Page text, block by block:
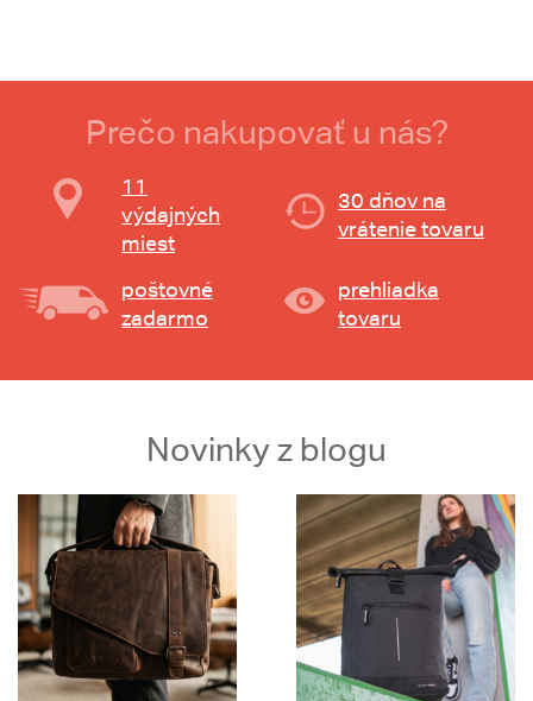
Prečo nakupovať u nás?
11
výdajných
miest
30 dňov na
vrátenie tovaru
poštovné
zadarmo
prehliadka
tovaru
Novinky z blogu